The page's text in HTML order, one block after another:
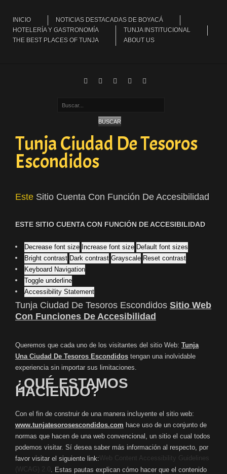
INICIO
NOTICIAS DESTACADAS DE BOYACÁ
HOTELERÍA Y GASTRONOMÍA
TUNJA INSTITUCIONAL
THE BEST PLACES OF TUNJA
ABOUT US
Buscar...
BUSCAR
Tunja Ciudad De Tesoros
Escondidos
Este Sitio Cuenta Con Función De Accesibilidad
ESTE SITIO CUENTA CON FUNCIÓN DE ACCESIBILIDAD
Decrease font size Increase font size Default font sizes
Bright contrast Dark contrast Grayscale Reset contrast
Keyboard Navigation
Toggle underline
Accessibility Statement
Tunja Ciudad De Tesoros Escondidos Sitio Web
Con Funciones De Accesibilidad
Queremos que cada uno de los visitantes del sitio Web: Tunja
Una Ciudad De Tesoros Escondidos tengan una inolvidable
experiencia sin importar sus limitaciones.
¿QUÉ ESTAMOS
HACIENDO?
Con el fin de construir de una manera incluyente el sitio web:
www.tunjatesorosescondidos.com hace uso de un conjunto de
normas que hacen de una web convencional, un sitio el cual todos
podemos visitar. Sí desea saber más información al respecto, por
favor visitar el siguiente link:Web Content Accessibility Guidelines
(WCAG) 2.0 . Estas pautas explican cómo hacer que el contenido